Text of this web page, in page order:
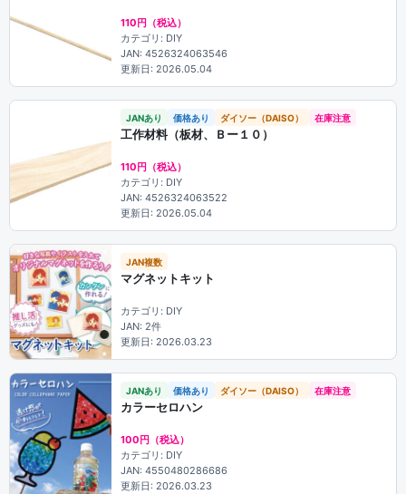
110円（税込）
カテゴリ: DIY
JAN: 4526324063546
更新日: 2026.05.04
JANあり 価格あり ダイソー（DAISO） 在庫注意
工作材料（板材、Ｂー１０）
110円（税込）
カテゴリ: DIY
JAN: 4526324063522
更新日: 2026.05.04
JAN複数
マグネットキット
カテゴリ: DIY
JAN: 2件
更新日: 2026.03.23
JANあり 価格あり ダイソー（DAISO） 在庫注意
カラーセロハン
100円（税込）
カテゴリ: DIY
JAN: 4550480286686
更新日: 2026.03.23